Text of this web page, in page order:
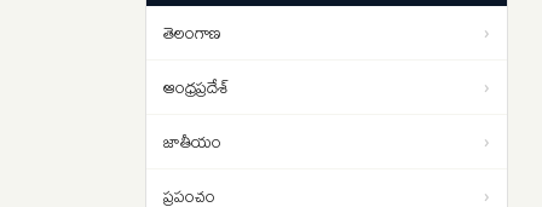
ఉత్తర తెలంగాణలో ప్రయాణికుల రైళ్ల పట్ల
నిర్లక్ష్యం
తెలంగాణ ›
ఆంధ్రప్రదేశ్ ›
జాతీయం ›
ప్రపంచం ›